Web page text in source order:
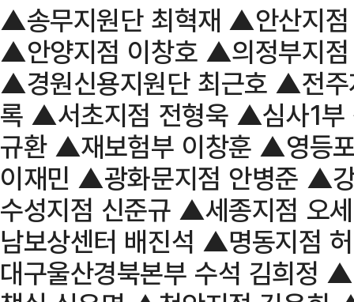
▲송무지원단 최혁재 ▲안산지
▲안양지점 이창호 ▲의정부지
▲경원신용지원단 최근호 ▲전
록 ▲서초지점 전형욱 ▲심사1
규환 ▲재보험부 이창훈 ▲영등
이재민 ▲광화문지점 안병준 ▲
수성지점 신준규 ▲세종지점 오
남보상센터 배진석 ▲명동지점
대구울산경북본부 수석 김희정